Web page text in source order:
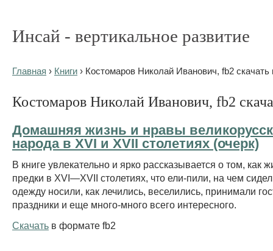
Инсай - вертикальное развитие
Главная › Книги › Костомаров Николай Иванович, fb2 скачать
Костомаров Николай Иванович, fb2
Домашняя жизнь и нравы
народа в XVI и XVII столетиях (очерк)
В книге увлекательно и ярко рассказывается о том, как
предки в XVI—XVII столетиях, что ели-пили, на чем
одежду носили, как лечились, веселились, принимали
праздники и еще много-много всего интересного.
Скачать в формате fb2